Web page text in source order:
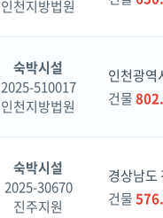
인천지방법원
숙박시설
2025-510017
인천지방법원
인천광역
건물
숙박시설
2025-30670
진주지원
경상남도
건물